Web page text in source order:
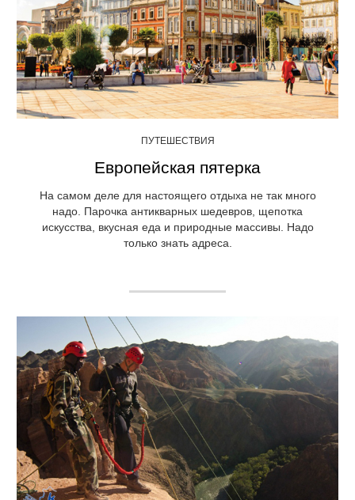
ПУТЕШЕСТВИЯ
Европейская пятерка
На самом деле для настоящего отдыха не так много
надо. Парочка антикварных шедевров, щепотка
искусства, вкусная еда и природные массивы. Надо
только знать адреса.